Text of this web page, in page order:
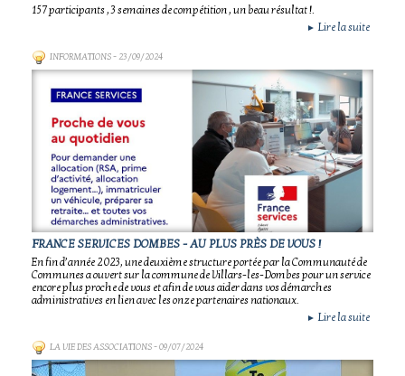
157 participants , 3 semaines de compétition , un beau résultat !.
► Lire la suite
INFORMATIONS- 23/09/2024
FRANCE SERVICES DOMBES - AU PLUS PRÈS DE VOUS !
En fin d’année 2023, une deuxième structure portée par la Communauté de
Communes a ouvert sur la commune de Villars-les-Dombes pour un service
encore plus proche de vous et afin de vous aider dans vos démarches
administratives en lien avec les onze partenaires nationaux.
► Lire la suite
LA VIE DES ASSOCIATIONS- 09/07/2024